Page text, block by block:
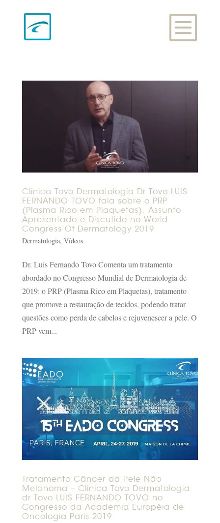
Clinica Tovo Dermatologia Dr Tovo LUIS
FERNANDO TOVO fala sobre o PRP
(Plasma Rico em Plaquetas), Assunto
Apresentado e Discutido no World
Congress Of Dermatology 2019
Dermatologia, Vídeos
Dr. Luis Fernando Tovo Comenta um tratamento
abordado no Congresso Mundial de Dermatologia de
2019: o PRP (Plasma Rico em Plaquetas), tratamento
que promove a restauração de tecidos, podendo tratar
questões como perda de cabelos e rejuvenescer a pele. O
PRP vem...
Tratamento Câncer da Pele Não
Melanoma – Clinica Tovo Dermatologia
dr Tovo LUIS FERNANDO TOVO no
Congresso da Academia Européia de
Oncologia Paris 2019